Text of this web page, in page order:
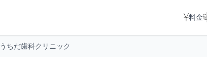
料金
うちだ歯科クリニック